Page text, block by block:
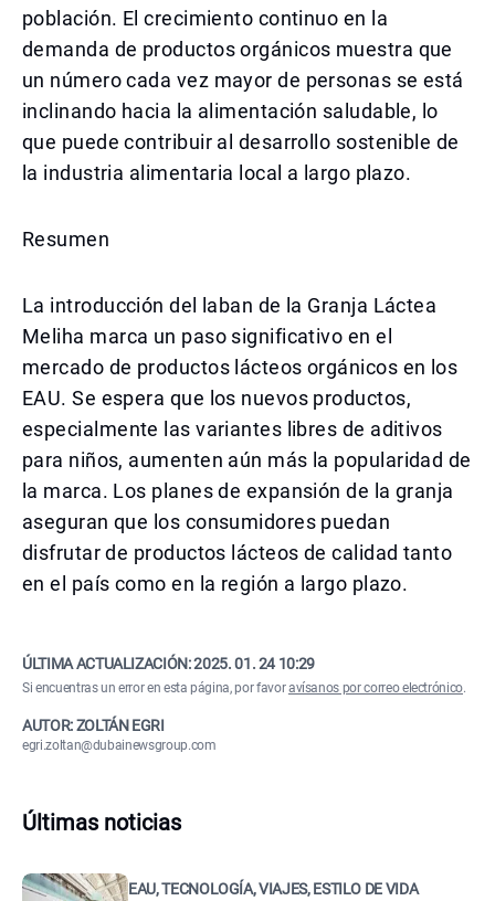
población. El crecimiento continuo en la
demanda de productos orgánicos muestra que
un número cada vez mayor de personas se está
inclinando hacia la alimentación saludable, lo
que puede contribuir al desarrollo sostenible de
la industria alimentaria local a largo plazo.
Resumen
La introducción del laban de la Granja Láctea
Meliha marca un paso significativo en el
mercado de productos lácteos orgánicos en los
EAU. Se espera que los nuevos productos,
especialmente las variantes libres de aditivos
para niños, aumenten aún más la popularidad de
la marca. Los planes de expansión de la granja
aseguran que los consumidores puedan
disfrutar de productos lácteos de calidad tanto
en el país como en la región a largo plazo.
ÚLTIMA ACTUALIZACIÓN:2025. 01. 24 10:29
Si encuentras un error en esta página, por favoravísanos por correo electrónico.
AUTOR: ZOLTÁN EGRI
egri.zoltan@dubainewsgroup.com
Últimas noticias
EAU, TECNOLOGÍA, VIAJES, ESTILO DE VIDA